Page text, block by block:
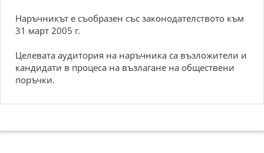
Наръчникът е съобразен със законодателството към
31 март 2005 г.
Целевата аудитория на наръчника са възложители и
кандидати в процеса на възлагане на обществени
поръчки.